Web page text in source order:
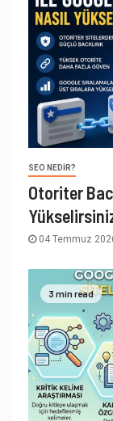
SEO NEDIR?
Otoriter
04 Temmuz
3 min read